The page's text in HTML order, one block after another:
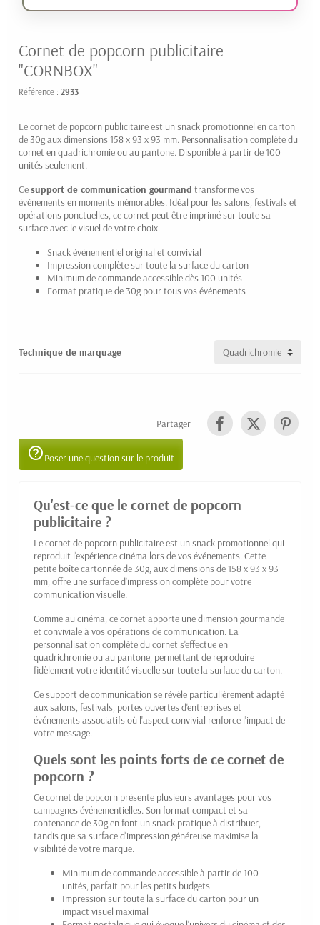
Cornet de popcorn publicitaire
"CORNBOX"
Référence : 2933
Le cornet de popcorn publicitaire est un snack promotionnel en carton
de 30g aux dimensions 158 x 93 x 93 mm. Personnalisation complète du
cornet en quadrichromie ou au pantone. Disponible à partir de 100
unités seulement.
Cesupport de communication gourmand transforme vos
événements en moments mémorables. Idéal pour les salons, festivals et
opérations ponctuelles, ce cornet peut être imprimé sur toute sa
surface avec le visuel de votre choix.
Snack événementiel original et convivial
Impression complète sur toute la surface du carton
Minimum de commande accessible dès 100 unités
Format pratique de 30g pour tous vos événements
Technique de marquage
Partager
help_outlinePoser une question sur le produit
Qu'est-ce que le cornet de popcorn
publicitaire ?
Le cornet de popcorn publicitaire est un snack promotionnel qui
reproduit l'expérience cinéma lors de vos événements. Cette
petite boîte cartonnée de 30g, aux dimensions de 158 x 93 x 93
mm, offre une surface d'impression complète pour votre
communication visuelle.
Comme au cinéma, ce cornet apporte une dimension gourmande
et conviviale à vos opérations de communication. La
personnalisation complète du cornet s'effectue en
quadrichromie ou au pantone, permettant de reproduire
fidèlement votre identité visuelle sur toute la surface du carton.
Ce support de communication se révèle particulièrement adapté
aux salons, festivals, portes ouvertes d'entreprises et
événements associatifs où l'aspect convivial renforce l'impact de
votre message.
Quels sont les points forts de ce cornet de
popcorn ?
Ce cornet de popcorn présente plusieurs avantages pour vos
campagnes événementielles. Son format compact et sa
contenance de 30g en font un snack pratique à distribuer,
tandis que sa surface d'impression généreuse maximise la
visibilité de votre marque.
Minimum de commande accessible à partir de 100
unités, parfait pour les petits budgets
Impression sur toute la surface du carton pour un
impact visuel maximal